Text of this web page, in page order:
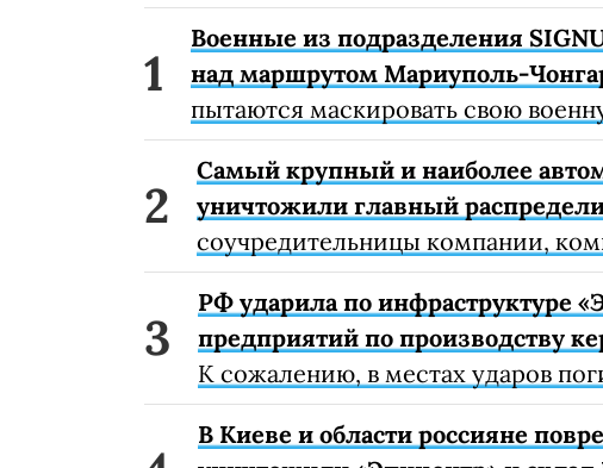
Военные из подразделения
над маршрутом Мариуполь-
пытаются маскировать свою
Самый крупный и наиболее
уничтожили главный
соучредительницы компании,
РФ ударила по инфраструктуре
предприятий по производству
К сожалению, в местах ударов
В Киеве и области россияне